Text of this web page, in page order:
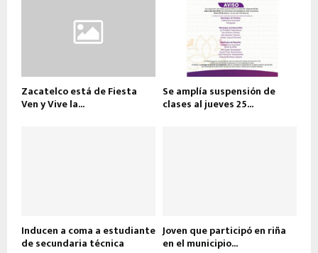
Zacatelco está de Fiesta
Ven y Vive la...
Se amplía suspensión de
clases al jueves 25...
Inducen a coma a estudiante
de secundaria técnica
Joven que participó en riña
en el municipio...